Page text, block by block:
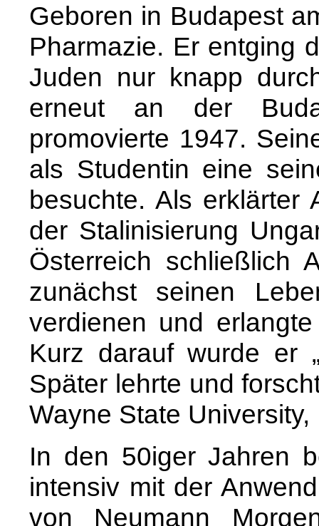
Geboren in Budapest
Pharmazie. Er entging
Juden nur knapp
erneut an der
promovierte 1947.
als Studentin eine
besuchte. Als erklärter
der Stalinisierung
Österreich schließlich
zunächst seinen
verdienen und
Kurz darauf wurde er
Später lehrte und
Wayne State
In den 50iger Jahren
intensiv mit der
von Neumann